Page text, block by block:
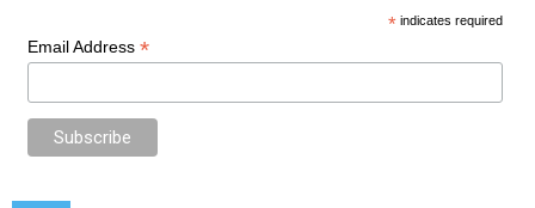
* indicates required
Email Address *